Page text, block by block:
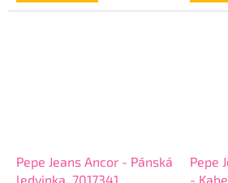
Pepe Jeans Ancor - Pánská
ledvinka, 7017341
Pepe
-